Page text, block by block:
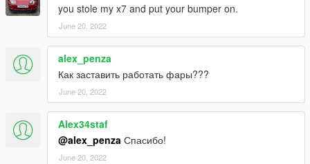
you stole my x7 and put your bumper on.
June 20, 2022
alex_penza
Как заставить работать фары???
June 20, 2022
Alex34staf
@alex_penza Спасибо!
June 20, 2022